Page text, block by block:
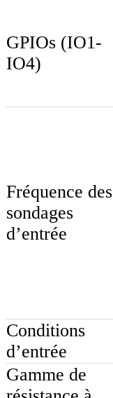
GPIOs (IO1-
IO4)
Fréquence des
sondages
d’entrée
Conditions
d’entrée
Gamme de